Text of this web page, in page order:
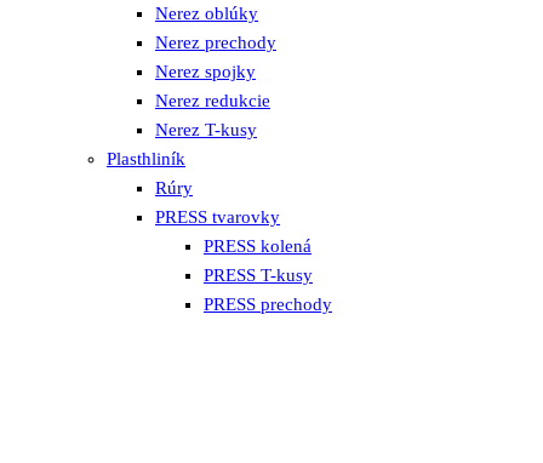
Nerez oblúky
Nerez prechody
Nerez spojky
Nerez redukcie
Nerez T-kusy
Plasthliník
Rúry
PRESS tvarovky
PRESS kolená
PRESS T-kusy
PRESS prechody